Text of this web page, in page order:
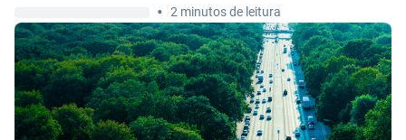
• 2 minutos de leitura